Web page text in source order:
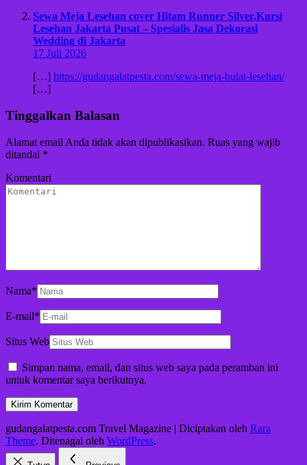
Sewa Meja Lesehan cover Hitam Runner Silver,Kursi
Lesehan Jakarta Pusat – Spesialis Jasa Dekorasi
Wedding di Jakarta
17 Juli 2026
[…] https://gudangalatpesta.com/sewa-meja-bulat-lesehan/
[…]
Tinggalkan Balasan
Alamat email Anda tidak akan dipublikasikan. Ruas yang wajib
ditandai *
Komentari
Nama*
E-mail*
Situs Web
Simpan nama, email, dan situs web saya pada peramban ini
untuk komentar saya berikutnya.
gudangalatpesta.com Travel Magazine | Diciptakan oleh Rara
Theme. Ditenagai oleh WordPress.